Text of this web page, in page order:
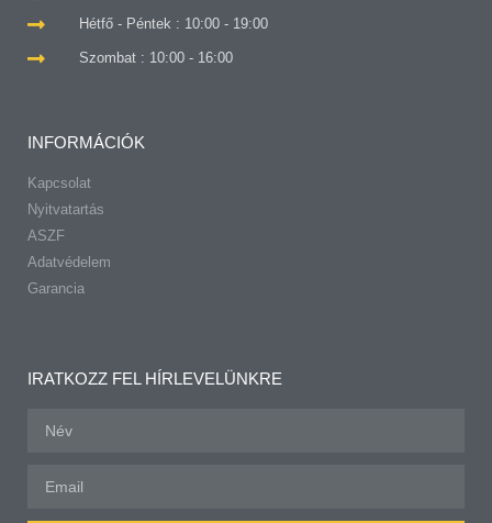
Hétfő - Péntek : 10:00 - 19:00
Szombat : 10:00 - 16:00
INFORMÁCIÓK
Kapcsolat
Nyitvatartás
ASZF
Adatvédelem
Garancia
IRATKOZZ FEL HÍRLEVELÜNKRE